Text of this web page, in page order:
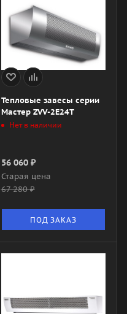
Тепловые завесы серии
Мастер ZVV-2E24T
Нет в наличии
56 060₽
Старая цена
67 280₽
ПОД ЗАКАЗ